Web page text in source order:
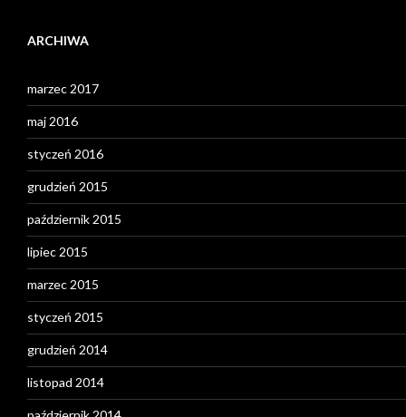
ARCHIWA
marzec 2017
maj 2016
styczeń 2016
grudzień 2015
październik 2015
lipiec 2015
marzec 2015
styczeń 2015
grudzień 2014
listopad 2014